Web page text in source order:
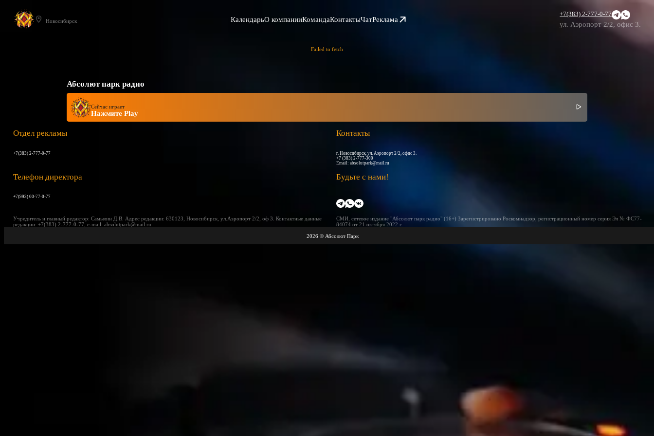
Новосибирск КалендарьО компанииКомандаКонтактыЧатРеклама
+7(383) 2-777-0-77
ул. Аэропорт 2/2, офис 3.
Failed to fetch
Абсолют парк радио
Сейчас играет
Нажмите Play
Отдел рекламы
+7(383) 2-777-0-77
Контакты
г. Новосибирск, ул. Аэропорт 2/2, офис 3.
+7 (383) 2-777-300
Email: absolutpark@mail.ru
Телефон директора
+7(993) 00-77-0-77
Будьте с нами!
Учредитель и главный редактор: Самылин Д.В. Адрес редакции: 630123, Новосибирск, ул.Аэропорт 2/2, оф 3. Контактные данные
редакции: +7(383) 2-777-0-77, e-mail: absolutpark@mail.ru
СМИ, сетевое издание "Абсолют парк радио" (16+) Зарегистрировано Роскомнадзор, регистрационный номер серия Эл № ФС77-
84074 от 21 октября 2022 г.
2026 © Абсолют Парк